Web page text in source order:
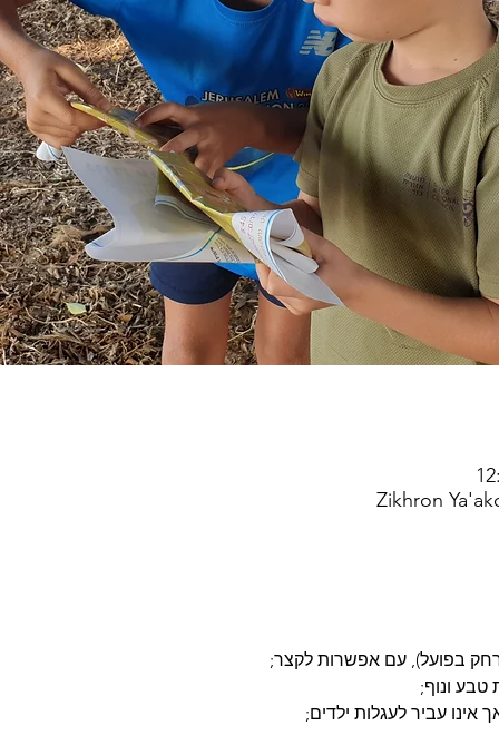
Zikhron
אינו עביר לעגלות ילדים;